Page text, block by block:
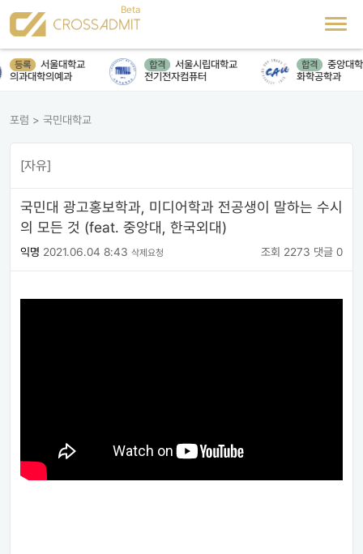
등록
서울대학교
의과대학의예과
합격
서울시립대학교
전기전자컴퓨터
합격
중앙대학
화학공학과
포럼 > 국민대학교
[자유]
국민대 광고홍보학과, 미디어학과 전공생이 말하는 수시
의 모든 것 (feat. 중앙대, 한국외대)
익명 2021.06.04 8:43 삭제요청 조회 2273 댓글 0